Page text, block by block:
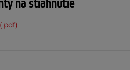
na stiahnutie